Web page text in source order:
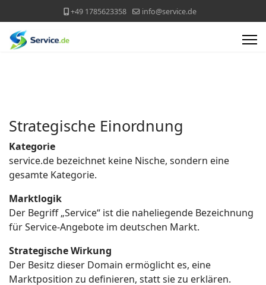
+49 1785623358 info@service.de
Strategische Einordnung
Kategorie
service.de bezeichnet keine Nische, sondern eine
gesamte Kategorie.
Marktlogik
Der Begriff „Service“ ist die naheliegende Bezeichnung
für Service-Angebote im deutschen Markt.
Strategische Wirkung
Der Besitz dieser Domain ermöglicht es, eine
Marktposition zu definieren, statt sie zu erklären.